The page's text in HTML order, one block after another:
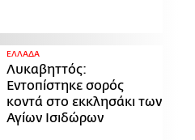
ΕΛΛΑΔΑ
Λυκαβηττός:
Εντοπίστηκε σορός
κοντά στο εκκλησάκι των
Αγίων Ισιδώρων